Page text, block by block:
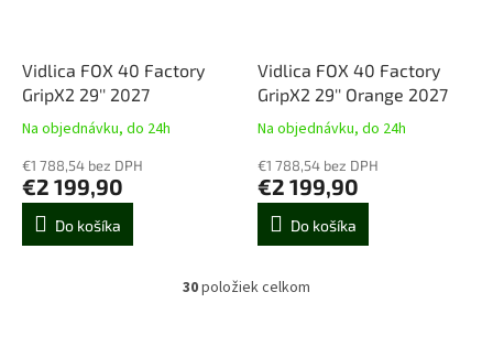
Vidlica FOX 40 Factory
GripX2 29'' 2027
Na objednávku, do 24h
€1 788,54 bez DPH
€2 199,90
Do košíka
Vidlica FOX 40 Factory
GripX2 29'' Orange 2027
Na objednávku, do 24h
€1 788,54 bez DPH
€2 199,90
Do košíka
O
30položiek celkom